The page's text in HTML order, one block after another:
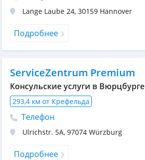
Lange Laube 24, 30159 Hannover
Подробнее
ServiceZentrum Premium
Консульские услуги в Вюрцбурге
293,4 км от Крефельда
Телефон
Ulrichstr. 5A, 97074 Würzburg
Подробнее